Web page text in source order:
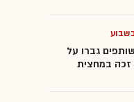
גברו על
זכה במחצית